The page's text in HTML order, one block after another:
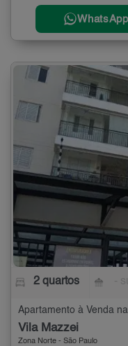
WhatsApp
2 quartos
Apartamento à Venda
Vila Mazzei
Zona Norte - São Paulo